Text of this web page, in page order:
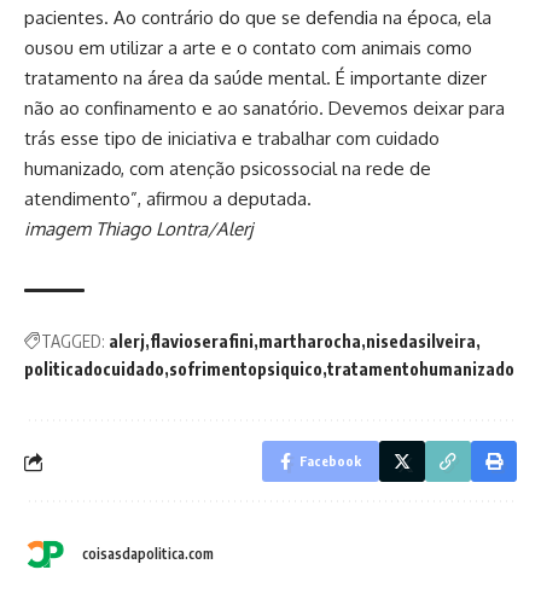
pacientes. Ao contrário do que se defendia na época, ela
ousou em utilizar a arte e o contato com animais como
tratamento na área da saúde mental. É importante dizer
não ao confinamento e ao sanatório. Devemos deixar para
trás esse tipo de iniciativa e trabalhar com cuidado
humanizado, com atenção psicossocial na rede de
atendimento”, afirmou a deputada.
imagem Thiago Lontra/Alerj
TAGGED: alerj flavioserafini martharocha nisedasilveira
politicadocuidado sofrimentopsiquico tratamentohumanizado
Facebook
coisasdapolitica.com